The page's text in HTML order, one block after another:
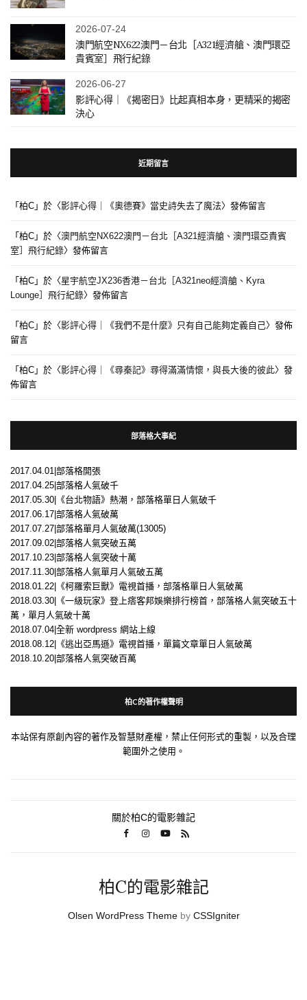
2026-07-24
澳門航空NX622澳門－台北［A321經濟艙、澳門環亞
貴賓室］飛行紀錄
2026-06-27
影評心得｜《揭密日》比起真相本身，更精采的揭密
決心
近期留言
「柏C 」於〈影評心得｜《奧德賽》當史詩失去了魔法〉發佈留言
「柏C 」於〈澳門航空NX622澳門－台北［A321經濟艙、澳門環亞貴賓
室］飛行紀錄〉發佈留言
「柏C 」於〈星宇航空JX236香港－台北［A321neo經濟艙、Kyra
Lounge］飛行紀錄〉發佈留言
「柏C 」於〈影評心得｜《我們不是什麼》只有自己能夠定義自己〉發佈
留言
「柏C 」於〈影評心得｜《尋秦記》尋得滿滿情懷，與長大後的彼此〉發
佈留言
部落格大事紀
2017.04.01|部落格開張
2017.04.25|部落格人氣破千
2017.05.30|《台北物語》熱潮，部落格單日人氣破千
2017.06.17|部落格人氣破萬
2017.07.27|部落格單月人氣破萬(13005)
2017.09.02|部落格人氣突破五萬
2017.10.23|部落格人氣突破十萬
2017.11.30|部落格人氣單月人氣破五萬
2018.01.22|《柯羅索巨獸》電視首播，部落格單日人氣破萬
2018.03.30|《一級玩家》登上痞客邦娛樂排行榜首，部落格人氣突破五十
萬，單月人氣破十萬
2018.07.04|全新 wordpress 網站上線
2018.08.12|《逃出亞馬遜》電視首播，單篇文章單日人氣破萬
2018.10.20|部落格人氣突破百萬
柏C的著作權聲明
本站保有原創內容的著作及智慧財產權，禁止任何形式的重製，以及合理
範圍外之使用。
關於柏C的電影雜記
柏C的電影雜記
Olsen WordPress Themeby CSSIgniter